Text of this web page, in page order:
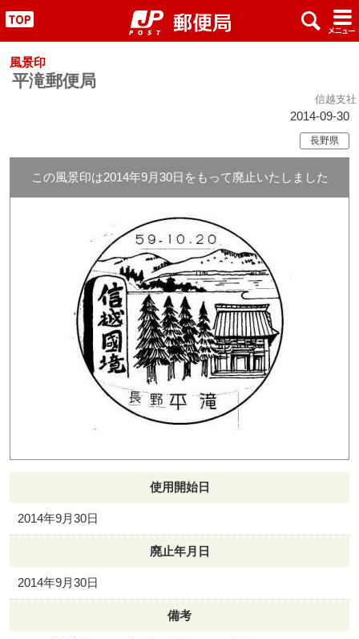
" x #
風景印
平滝郵便局
信越支社
2014-09-30
長野県
この風景印は2014年9月30日をもって廃止いたしました
使用開始日
2014年9月30日
廃止年月日
2014年9月30日
備考